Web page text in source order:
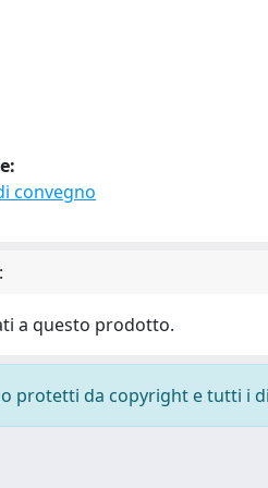
convegno
a questo prodotto.
protetti da copyright e tutti i